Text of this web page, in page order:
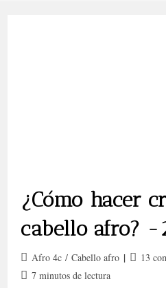
¿Cómo hacer
cabello afro? -
Categoría
de
Afro 4c / Cabello afro
13
Tiempo
7 minutos de lectura